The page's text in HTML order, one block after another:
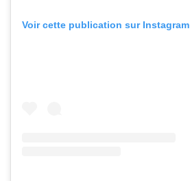
Voir cette publication sur Instagram